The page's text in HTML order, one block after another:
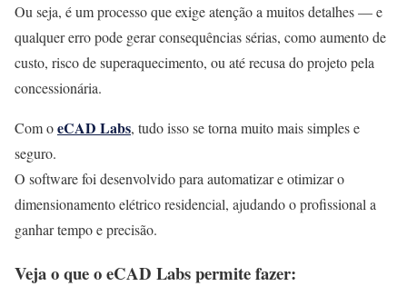
Ou seja, é um processo que exige atenção a muitos detalhes — e
qualquer erro pode gerar consequências sérias, como aumento de
custo, risco de superaquecimento, ou até recusa do projeto pela
concessionária.
Com oeCAD Labs, tudo isso se torna muito mais simples e
seguro.
O software foi desenvolvido para automatizar e otimizar o
dimensionamento elétrico residencial, ajudando o profissional a
ganhar tempo e precisão.
Veja o que o eCAD Labs permite fazer: